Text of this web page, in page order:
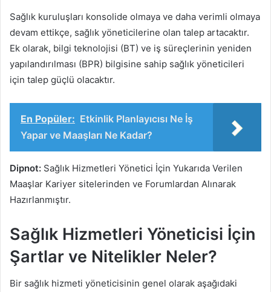
Sağlık kuruluşları konsolide olmaya ve daha verimli olmaya
devam ettikçe, sağlık yöneticilerine olan talep artacaktır.
Ek olarak, bilgi teknolojisi (BT) ve iş süreçlerinin yeniden
yapılandırılması (BPR) bilgisine sahip sağlık yöneticileri
için talep güçlü olacaktır.
En Popüler: Etkinlik Planlayıcısı Ne İş
Yapar ve Maaşları Ne Kadar?
Dipnot: Sağlık Hizmetleri Yönetici İçin Yukarıda Verilen
Maaşlar Kariyer sitelerinden ve Forumlardan Alınarak
Hazırlanmıştır.
Sağlık Hizmetleri Yöneticisi İçin
Şartlar ve Nitelikler Neler?
Bir sağlık hizmeti yöneticisinin genel olarak aşağıdaki